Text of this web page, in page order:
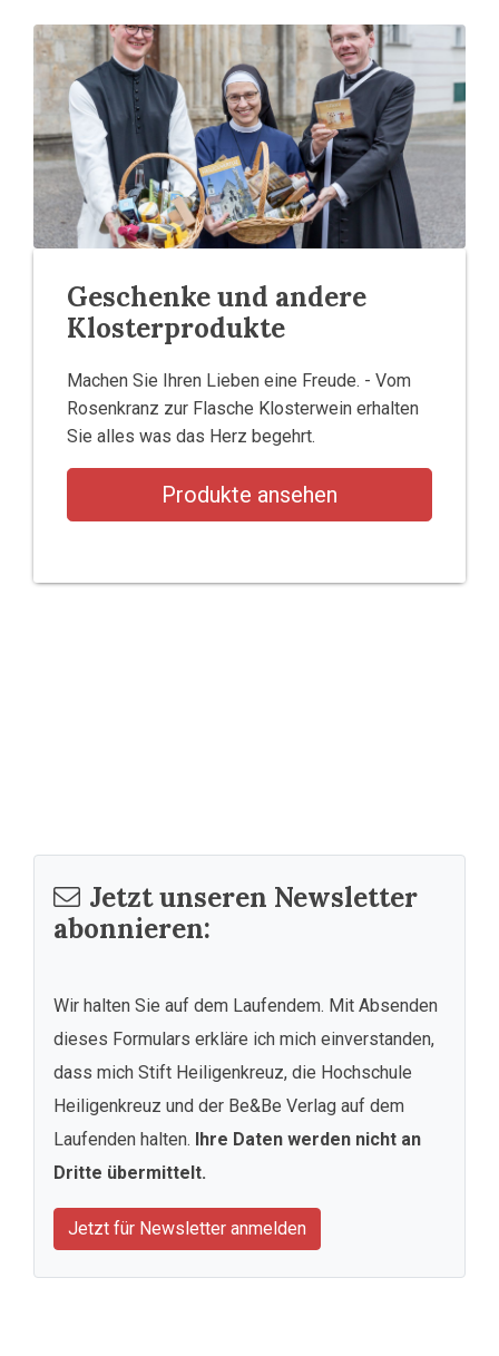
Geschenke und andere
Klosterprodukte
Machen Sie Ihren Lieben eine Freude. - Vom
Rosenkranz zur Flasche Klosterwein erhalten
Sie alles was das Herz begehrt.
Produkte ansehen
Jetzt unseren Newsletter
abonnieren:
Wir halten Sie auf dem Laufendem. Mit Absenden
dieses Formulars erkläre ich mich einverstanden,
dass mich Stift Heiligenkreuz, die Hochschule
Heiligenkreuz und der Be&Be Verlag auf dem
Laufenden halten.
Ihre Daten werden nicht an
Dritte übermittelt.
Jetzt für Newsletter anmelden